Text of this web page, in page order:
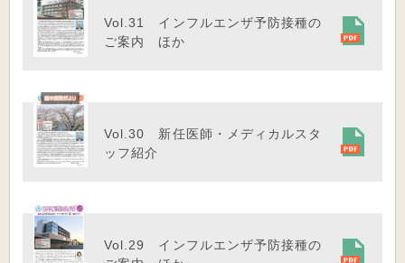
Vol.31 インフルエンザ予防接種の
ご案内 ほか
Vol.30 新任医師・メディカルスタ
ッフ紹介
Vol.29 インフルエンザ予防接種の